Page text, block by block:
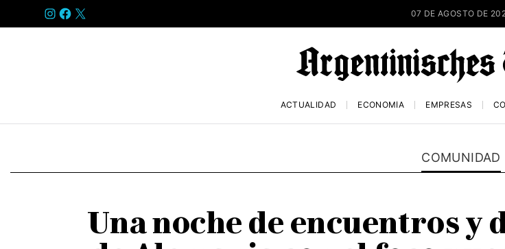
INSTAGRAM
FACEBOOK
X 07 DE AGOSTO DE
ACTUALIDAD ECONOMÍA EMPRESAS
COMUNIDAD
Una noche de encuentros y